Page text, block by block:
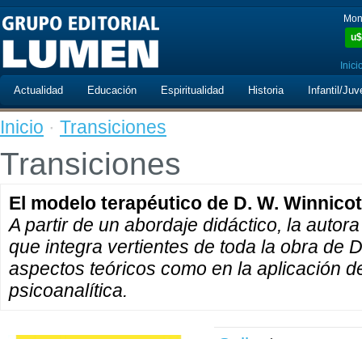
u$
Actualidad Educación Espiritualidad Historia Infantil/
Inicio · Transiciones
Transiciones
El modelo terapéutico de D. W.
A partir de un abordaje didáctico, la
que integra vertientes de toda la obra de
aspectos teóricos como en la aplicación
psicoanalítica.